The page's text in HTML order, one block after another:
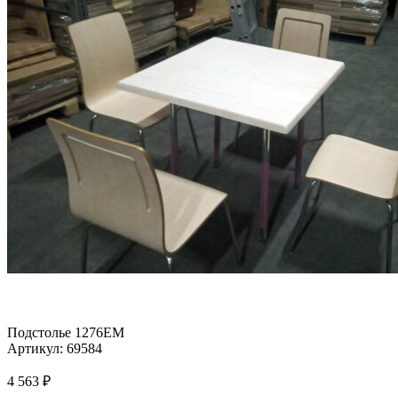
Подстолье 1276EM
Артикул: 69584
4 563 ₽